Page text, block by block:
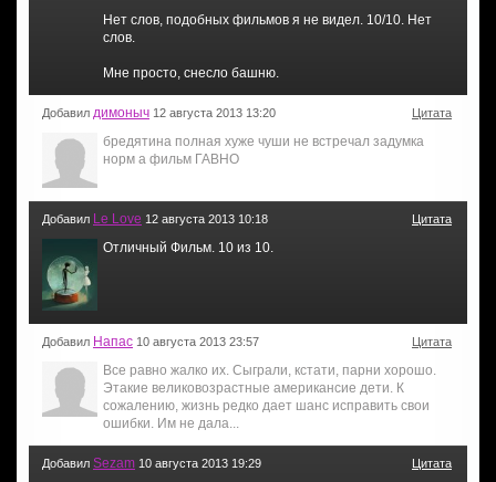
Нет слов, подобных фильмов я не видел. 10/10. Нет
слов.
Мне просто, снесло башню.
Добавил димоныч 12 августа 2013 13:20 Цитата
бредятина полная хуже чуши не встречал задумка
норм а фильм ГАВНО
Добавил Le Love 12 августа 2013 10:18 Цитата
Отличный Фильм. 10 из 10.
Добавил Напас 10 августа 2013 23:57 Цитата
Все равно жалко их. Сыграли, кстати, парни хорошо.
Этакие великовозрастные американсие дети. К
сожалению, жизнь редко дает шанс исправить свои
ошибки. Им не дала...
Добавил Sezam 10 августа 2013 19:29 Цитата